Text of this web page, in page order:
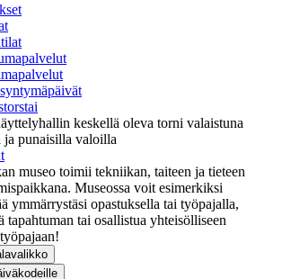
museo toimii tekniikan, taiteen ja tieteen
Museossa voit esimerkiksi
ymmärrystäsi opastuksella tai työpajalla,
tapahtuman tai osallistua yhteisölliseen